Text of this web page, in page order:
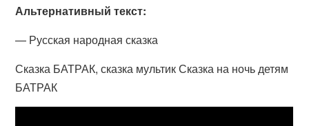
Альтернативный текст:
— Русская народная сказка
Сказка БАТРАК, сказка мультик Сказка на ночь детям
БАТРАК